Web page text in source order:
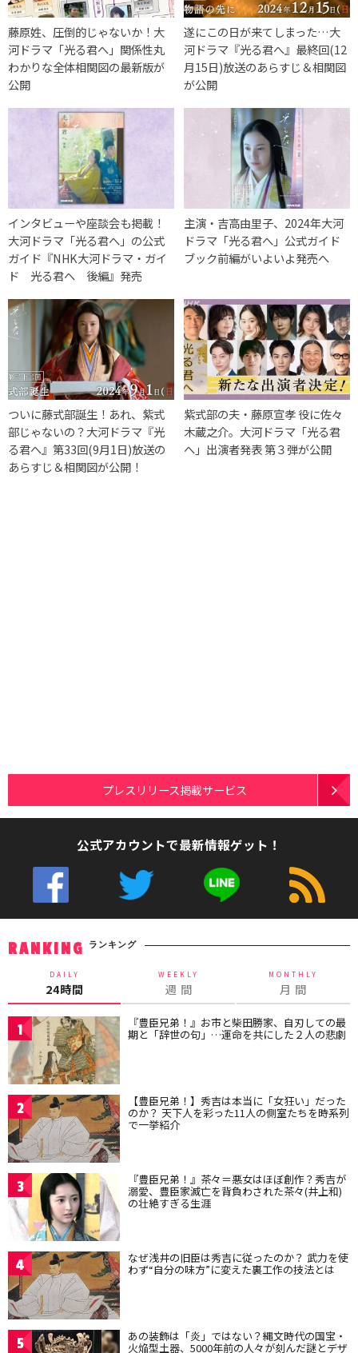
藤原姓、圧倒的じゃないか！大
河ドラマ「光る君へ」関係性丸
わかりな全体相関図の最新版が
公開
遂にこの日が来てしまった…大
河ドラマ『光る君へ』最終回(12
月15日)放送のあらすじ＆相関図
が公開
インタビューや座談会も掲載！
大河ドラマ「光る君へ」の公式
ガイド『NHK大河ドラマ・ガイ
ド 光る君へ 後編』発売
主演・吉高由里子、2024年大河
ドラマ「光る君へ」公式ガイド
ブック前編がいよいよ発売へ
ついに藤式部誕生！あれ、紫式
部じゃないの？大河ドラマ『光
る君へ』第33回(9月1日)放送の
あらすじ＆相関図が公開！
紫式部の夫・藤原宣孝 役に佐々
木蔵之介。大河ドラマ「光る君
へ」出演者発表 第３弾が公開
プレスリリース掲載サービス
公式アカウントで最新情報ゲット！
RANKING ランキング
DAILY
24時間
WEEKLY
週 間
MONTHLY
月 間
1 『豊臣兄弟！』お市と柴田勝家、自刃しての最
期と「辞世の句」…運命を共にした２人の悲劇
2 【豊臣兄弟！】秀吉は本当に「女狂い」だった
のか？ 天下人を彩った11人の側室たちを時系列
で一挙紹介
3 『豊臣兄弟！』茶々＝悪女はほぼ創作？秀吉が
溺愛、豊臣家滅亡を背負わされた茶々(井上和)
の壮絶すぎる生涯
4 なぜ浅井の旧臣は秀吉に従ったのか？ 武力を使
わず“自分の味方”に変えた裏工作の技法とは
5 あの装飾は「炎」ではない？縄文時代の国宝・
火焔型土器、5000年前の人々が刻んだ謎とデザ